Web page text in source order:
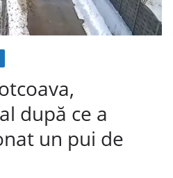
după ce a
un pui de